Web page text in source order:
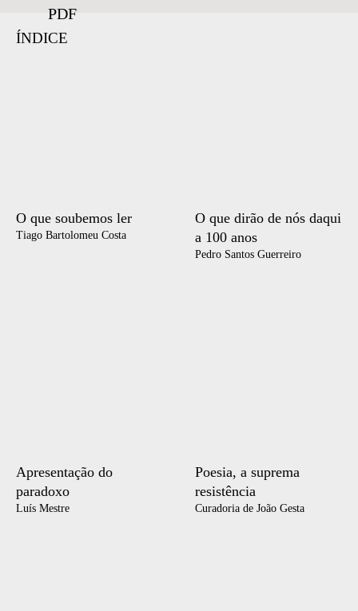
PDF
ÍNDICE
O que soubemos ler
Tiago Bartolomeu Costa
O que dirão de nós daqui
a 100 anos
Pedro Santos Guerreiro
Apresentação do
paradoxo
Luís Mestre
Poesia, a suprema
resistência
Curadoria de João Gesta